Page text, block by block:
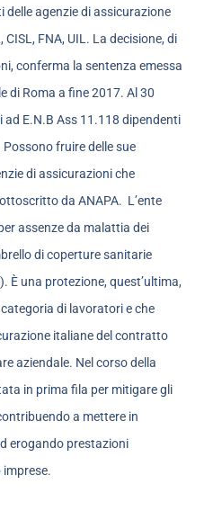
agenzie di assicurazione
FNA, UIL. La decisione, di
conferma la sentenza emessa
di Roma a fine 2017. Al 30
E.N.B Ass 11.118 dipendenti
fruire delle sue
di assicurazioni che
da ANAPA. L’ente
assenze da malattia dei
di coperture sanitarie
È una protezione, quest’ultima,
di lavoratori e che
italiane del contratto
aziendale. Nel corso della
in prima fila per mitigare gli
a mettere in
erogando prestazioni
imprese.